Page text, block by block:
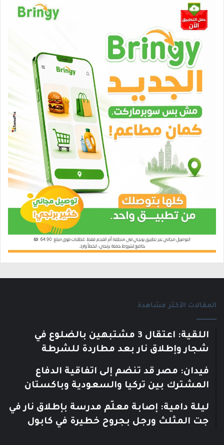
المقالات الأكثر مشاهدة
اللقية: اعتقال 3 مشتبهين بالضلوع في
شجار وإطلاق نار بعد مطاردة للشرطة
فيدان: مصر قد تنضم إلى اتفاقية الدفاع
المشترك بين تركيا والسعودية وباكستان
ليلة دامية: إصابة معلّم مدرسة بإطلاق نار في
جت المثلث ورجل بجروح خطيرة في كابول